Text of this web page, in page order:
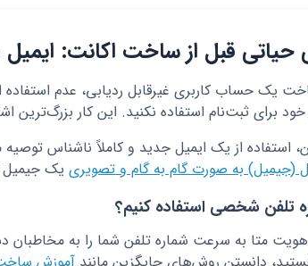
حیاتی قبل از ساخت اکانت:
یک حساب کاربری غیرقابل ردیابی، عدم
برای ثبت‌نام استفاده نکنید. این کار بزرگ‌ترین
استفاده از یک ایمیل جدید و کاملاً ناشناس
(جیمیل) به صورت گام به گام و تصویری یک جیمیل
تلفن شخصی استفاده کنیم؟
متا به سرعت شماره تلفن شما را به مخاطبان